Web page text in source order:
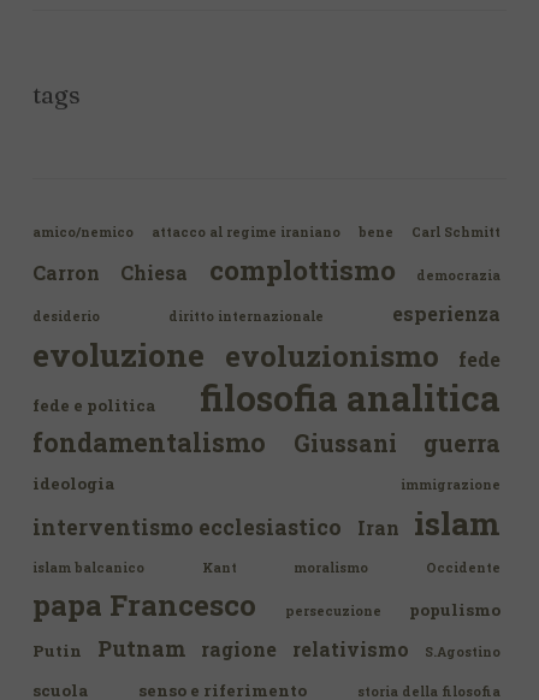
tags
amico/nemico attacco al regime iraniano bene Carl Schmitt
Carron Chiesa complottismo democrazia
desiderio diritto internazionale esperienza
evoluzione evoluzionismo fede
fede e politica filosofia analitica
fondamentalismo Giussani guerra
ideologia immigrazione
interventismo ecclesiastico Iran islam
islam balcanico Kant moralismo Occidente
papa Francesco persecuzione
populismo
Putin
Putnam ragione relativismo S.Agostino
scuola senso e riferimento storia della filosofia